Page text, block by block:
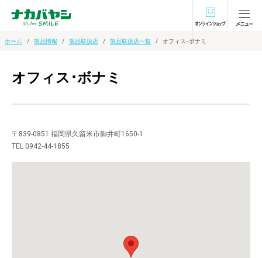
オンラインショ
ホーム 製品情報 製品取扱店 製品取扱店一覧 オフィス･ボナミ
オフィス･ボナミ
〒839-0851 福岡県久留米市御井町1650-1
TEL 0942-44-1855